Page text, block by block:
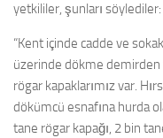
yetkililer, şunları söylediler:
“Kent içinde cadde ve
üzerinde dökme demirden
rögar kapaklarımız var.
dökümcü esnafına hurda
tane rögar kapağı, 2 bin